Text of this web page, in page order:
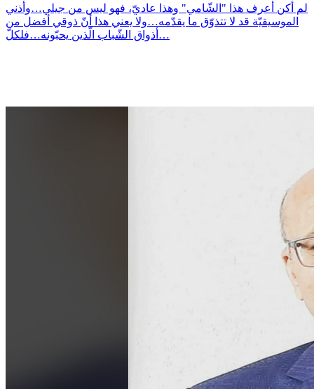
لم أكن أعرف هذا "الشّامي" وهذا عاديّ، فهو ليس من جيلي…وأذني
الموسيقيّة قد لا تتذوّق ما يقدّمه…ولا يعني هذا أنّ ذوقي أفضل من
أذواق الشّباب الّذين يحبّونه…فلكلّ…